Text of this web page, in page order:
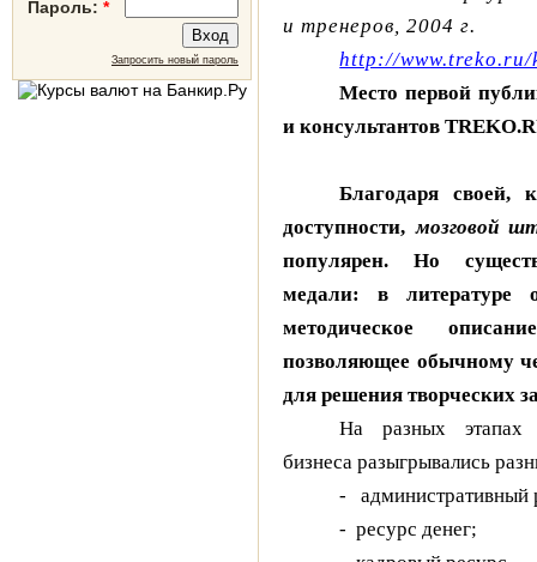
Пароль: *
Запросить новый пароль
и тренеров, 2004 г.
http://
Место первой
и консультантов
Благодаря своей,
доступности,мозговой
популярен. Но
медали: в литературе
методическое
позволяющее обычному
для решения творческих
На разных этапах
бизнеса разыгрывались
-административный
-ресурс денег;